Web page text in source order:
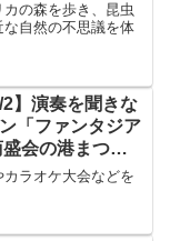
の森を歩き、昆虫
自然の不思議を体
2】演奏を聞きな
「ファンタジア
会の港まつ
カラオケ大会などを